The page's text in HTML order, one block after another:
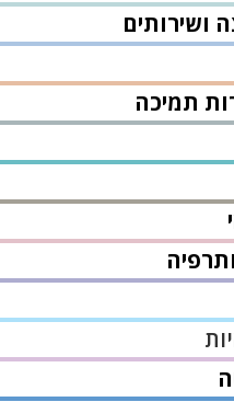
ושירותים
תמיכה